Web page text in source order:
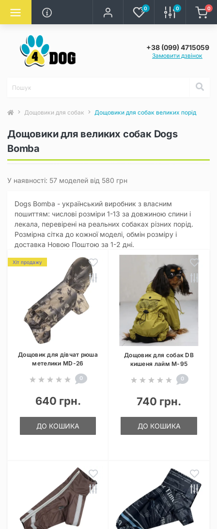
0 0 0
+38 (099) 4715059
Замовити дзвінок
Дощовики для собак Дощовики для собак великих порід
Дощовики для великих собак Dogs
Bomba
У наявності: 57 моделей від 580 грн
Dogs Bomba - український виробник з власним
пошиттям: числові розміри 1-13 за довжиною спини і
лекала, перевірені на реальних собаках різних порід.
Розмірна сітка до кожної моделі, обмін розміру і
доставка Новою Поштою за 1-2 дні.
Хіт продажу
Дощовик для дівчат рюша
метелики MD-26
0
640 грн.
ДО КОШИКА
Дощовик для собак DB
кишеня лайм M-95
0
740 грн.
ДО КОШИКА